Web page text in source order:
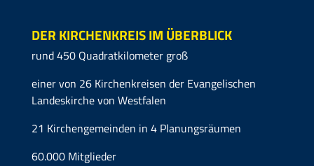
DER KIRCHENKREIS IM ÜBERBLICK
rund 450 Quadratkilometer groß
einer von 26 Kirchenkreisen der Evangelischen
Landeskirche von Westfalen
21 Kirchengemeinden in 4 Planungsräumen
60.000 Mitglieder